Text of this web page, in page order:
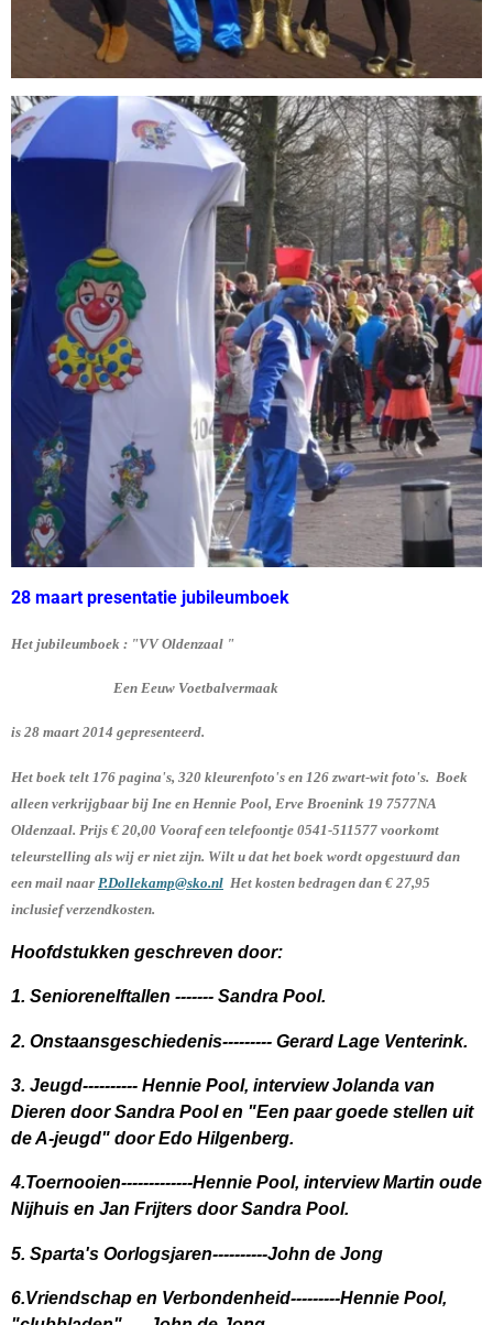
28 maart presentatie jubileumboek
Het jubileumboek : "VV Oldenzaal "
Een Eeuw Voetbalvermaak
is 28 maart 2014 gepresenteerd.
Het boek telt 176 pagina's, 320 kleurenfoto's en 126 zwart-wit foto's. Boek
alleen verkrijgbaar bij Ine en Hennie Pool, Erve Broenink 19 7577NA
Oldenzaal. Prijs € 20,00 Vooraf een telefoontje 0541-511577 voorkomt
teleurstelling als wij er niet zijn. Wilt u dat het boek wordt opgestuurd dan
een mail naar P.Dollekamp@sko.nl Het kosten bedragen dan € 27,95
inclusief verzendkosten.
Hoofdstukken geschreven door:
1. Seniorenelftallen ------- Sandra Pool.
2. Onstaansgeschiedenis--------- Gerard Lage Venterink.
3. Jeugd---------- Hennie Pool, interview Jolanda van
Dieren door Sandra Pool en "Een paar goede stellen uit
de A-jeugd" door Edo Hilgenberg.
4.Toernooien-------------Hennie Pool, interview Martin oude
Nijhuis en Jan Frijters door Sandra Pool.
5. Sparta's Oorlogsjaren----------John de Jong
6.Vriendschap en Verbondenheid---------Hennie Pool,